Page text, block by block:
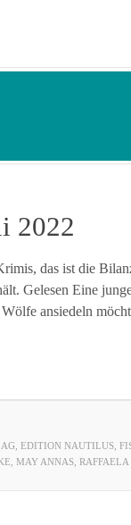
2022
das ist die
Gelesen Eine
ansiedeln
EDITION NAUTILUS
MAY ANNAS